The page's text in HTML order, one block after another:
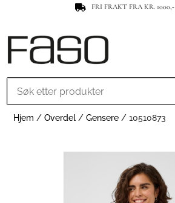
 FRI FRAKT FRA KR. 1000,-
Hjem /Overdel /Gensere / 10510873